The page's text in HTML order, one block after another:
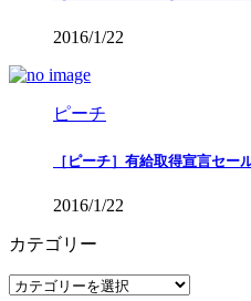
2016/1/22
ピーチ
［ピーチ］有給取得宣言セー
2016/1/22
カテゴリー
カ